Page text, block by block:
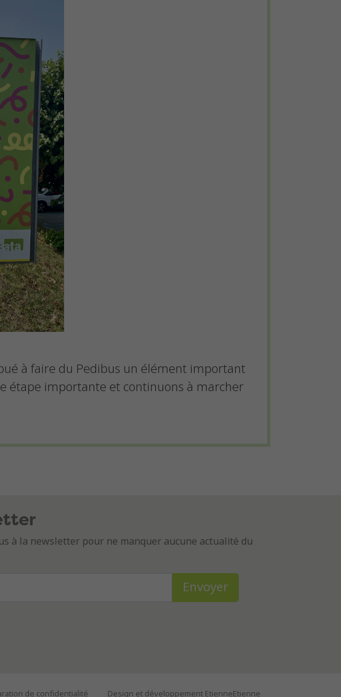
à faire du Pedibus un élément important
étape importante et continuons à marcher
à la newsletter pour ne manquer aucune actualité du
de confidentialité Design et développement EtienneEtienne